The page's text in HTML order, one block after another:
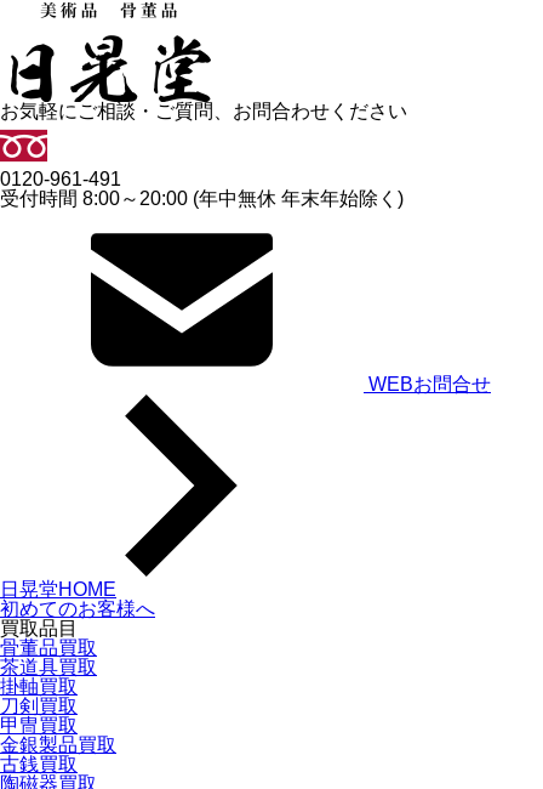
お気軽にご相談・ご質問、お問合わせください
0120-961-491
受付時間 8:00～20:00 (年中無休 年末年始除く)
WEBお問合せ
日晃堂HOME
初めてのお客様へ
買取品目
骨董品買取
茶道具買取
掛軸買取
刀剣買取
甲冑買取
金銀製品買取
古銭買取
陶磁器買取